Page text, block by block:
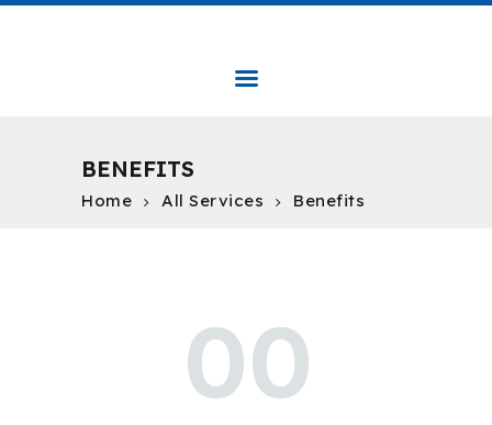
BENEFITS
Home All Services Benefits
Localizamos Bienes Raíces
NOSO TROS
00